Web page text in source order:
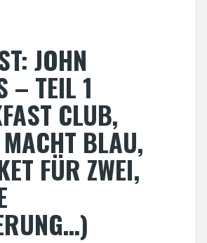
JOHN
– TEIL 1
CLUB,
BLAU,
FÜR ZWEI,